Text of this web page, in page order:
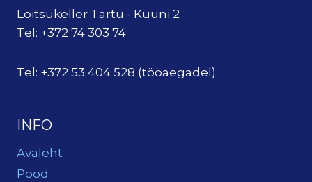
Loitsukeller Tartu - Küüni 2
Tel: +372 74 303 74
Tel: +372 53 404 528 (tööaegadel)
INFO
Avaleht
Pood